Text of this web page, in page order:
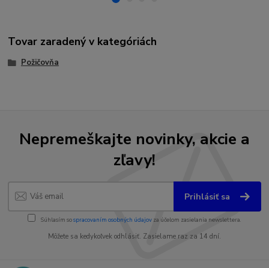
Tovar zaradený v kategóriách
Požičovňa
Nepremeškajte novinky, akcie a
zľavy!
Prihlásiť sa
Súhlasím sospracovaním osobných údajov za účelom zasielania newslettera.
Môžete sa kedykoľvek odhlásiť. Zasielame raz za 14 dní.